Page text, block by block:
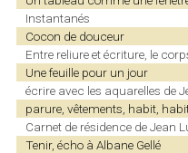
Instantanés
Cocon de douceur
Entre reliure et écriture, le
Une feuille pour un jour
écrire avec les aquarelles de
parure, vêtements, habit,
Carnet de résidence de
Tenir, écho à Albane Gellé